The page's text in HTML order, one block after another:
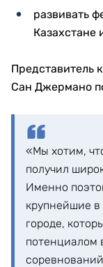
развивать
Казахстане
Представитель
Сан Джермано
«Мы хотим,
получил
Именно
крупнейшие
городе,
потенциалом